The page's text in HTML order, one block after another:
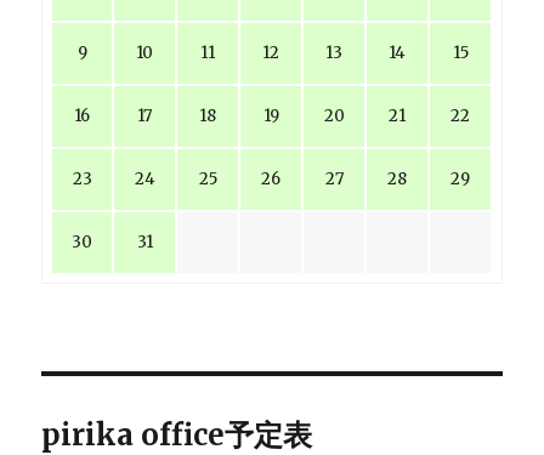
9 10 11 12 13 14 15
16 17 18 19 20 21 22
23 24 25 26 27 28 29
30 31
pirika office予定表